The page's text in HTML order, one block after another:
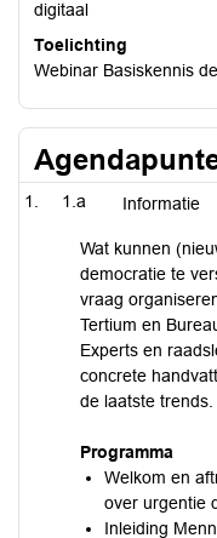
digitaal
Toelichting
Webinar Basiskennis
1.a Informatie
Wat kunnen
democratie te
vraag
Tertium en
Experts en
concrete
de laatste trends.
Programma
Welkom en
over urgentie
Inleiding